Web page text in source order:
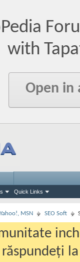
with
Open in
Quick Links
MSN SEO Soft